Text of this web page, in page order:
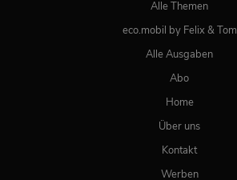
Alle Themen
eco.mobil by Felix & Tom
Alle Ausgaben
Abo
Home
Über uns
Kontakt
Werben